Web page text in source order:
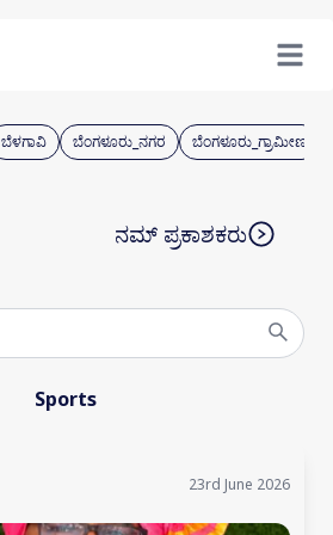
Open
ಬೆಳಗಾವಿ ಬೆಂಗಳೂರು_ನಗರ ಬೆಂಗಳೂರು_ಗ್ರಾಮೀಣ
ನಮ್ ಪ್ರಕಾಶಕರು
Sports
23rd June 2026